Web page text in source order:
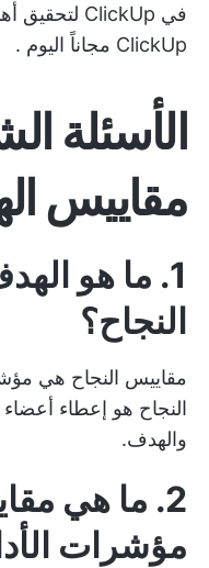
في ClickUp لتحقيق أهدافك. ابدأ على الفور.
ClickUp مجاناً اليوم
.
الأسئلة
مقاييس
1. ما هو
النجاح؟
مقاييس النجاح هي
النجاح هو إعطاء
والهدف.
2. ما هي
مؤشرات